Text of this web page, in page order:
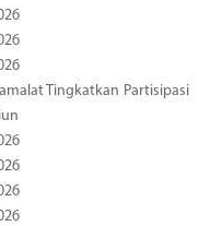
Tingkatkan Partisipasi